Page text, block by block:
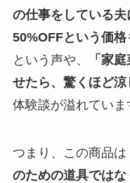
の仕事をしている夫
50%OFFという価格
という声や、
「家
せたら、驚くほど涼
体験談が溢れていま
つまり、この商品は
のための道具では